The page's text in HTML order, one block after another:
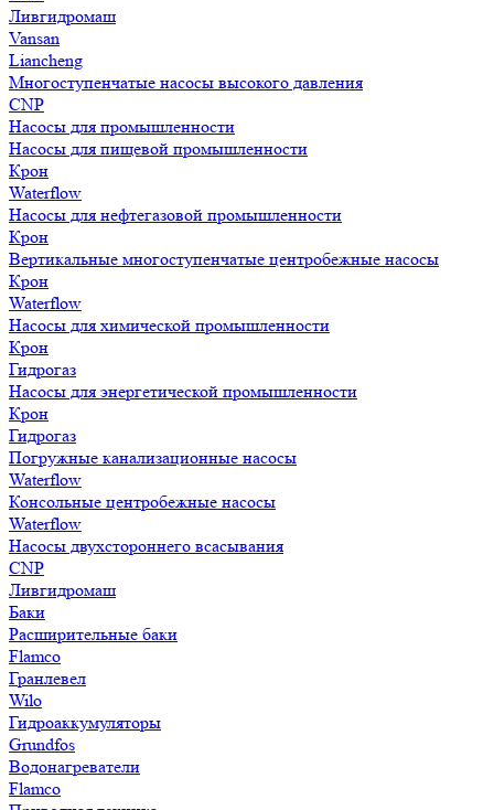
Ливгидромаш
Vansan
Liancheng
Многоступенчатые насосы высокого давления
CNP
Насосы для промышленности
Насосы для пищевой промышленности
Крон
Waterflow
Насосы для нефтегазовой промышленности
Крон
Вертикальные многоступенчатые центробежные насосы
Крон
Waterflow
Насосы для химической промышленности
Крон
Гидрогаз
Насосы для энергетической промышленности
Крон
Гидрогаз
Погружные канализационные насосы
Waterflow
Консольные центробежные насосы
Waterflow
Насосы двухстороннего всасывания
CNP
Ливгидромаш
Баки
Расширительные баки
Flamco
Гранлевел
Wilo
Гидроаккумуляторы
Grundfos
Водонагреватели
Flamco